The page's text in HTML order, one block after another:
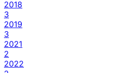
2018
3
2019
3
2021
2
2022